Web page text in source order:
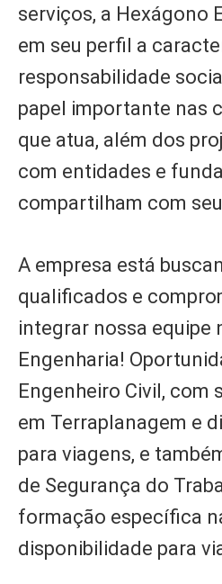
serviços, a Hexágono
em seu perfil a
responsabilidade
papel importante nas
que atua, além dos
com entidades e
compartilham com
A empresa está
qualificados e
integrar nossa equipe
Engenharia!
Engenheiro Civil, com
em Terraplanagem e
para viagens, e
de Segurança do
formação específica
disponibilidade para